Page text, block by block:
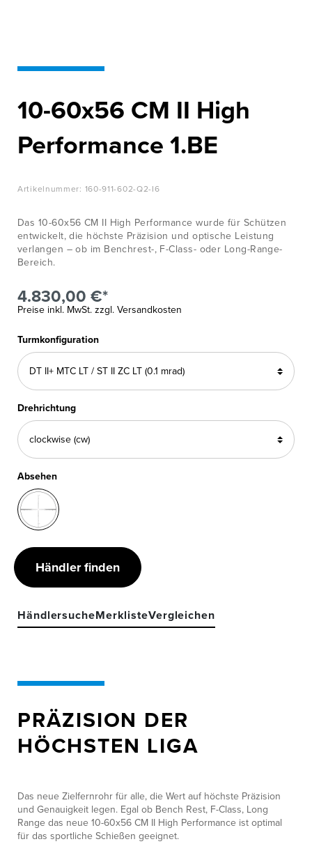
KARRIERE
10-60x56 CM II High
Performance 1.BE
Artikelnummer: 160-911-602-Q2-I6
Das 10-60x56 CM II High Performance wurde für Schützen
entwickelt, die höchste Präzision und optische Leistung
verlangen – ob im Benchrest-, F-Class- oder Long-Range-
Bereich.
4.830,00 €*
Preise inkl. MwSt. zzgl. Versandkosten
Turmkonfiguration
Drehrichtung
Absehen
Händler finden
HändlersucheMerklisteVergleichen
PRÄZISION DER
HÖCHSTEN LIGA
Das neue Zielfernrohr für alle, die Wert auf höchste Präzision
und Genauigkeit legen. Egal ob Bench Rest, F-Class, Long
Range das neue 10-60x56 CM II High Performance ist optimal
für das sportliche Schießen geeignet.